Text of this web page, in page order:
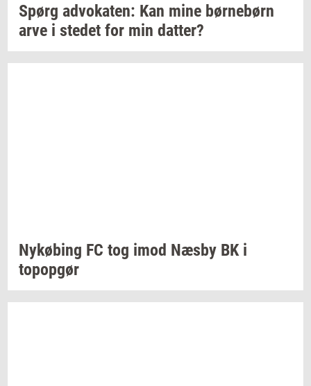
Spørg ad­vo­ka­ten: Kan mine bør­ne­børn
arve i ste­det for min dat­ter?
Ny­kø­bing FC tog imod Næsby BK i
topop­gør